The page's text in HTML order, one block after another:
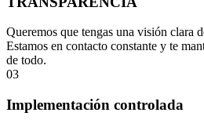
Queremos que tengas una visión clara
Estamos en contacto constante y te
de todo.
03
Implementación controlada